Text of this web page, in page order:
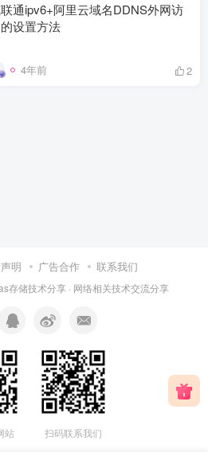
通ipv6+阿里云域名DDNS外网访
设置方法
4年前 2
明 广告合作 联系我们
存储技术分享 · 网络相关技术交流分享
站 扫码联系我们